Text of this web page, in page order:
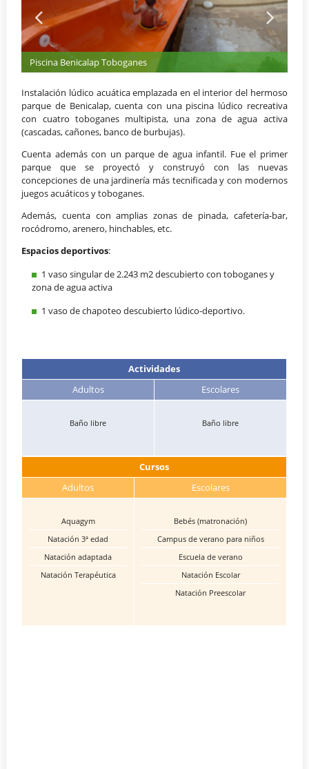
Piscina Benicalap Toboganes
Instalación lúdico acuática emplazada en el interior del hermoso
parque de Benicalap, cuenta con una piscina lúdico recreativa
con cuatro toboganes multipista, una zona de agua activa
(cascadas, cañones, banco de burbujas).
Cuenta además con un parque de agua infantil. Fue el primer
parque que se proyectó y construyó con las nuevas
concepciones de una jardinería más tecnificada y con modernos
juegos acuáticos y toboganes.
Además, cuenta con amplias zonas de pinada, cafetería-bar,
rocódromo, arenero, hinchables, etc.
Espacios deportivos:
1 vaso singular de 2.243 m2 descubierto con toboganes y
zona de agua activa
1 vaso de chapoteo descubierto lúdico-deportivo.
Actividades
Adultos
Escolares
Baño libre Baño libre
Cursos
Adultos
Escolares
Aquagym
Natación 3ª edad
Natación adaptada
Natación Terapéutica
Bebés (matronación)
Campus de verano para niños
Escuela de verano
Natación Escolar
Natación Preescolar